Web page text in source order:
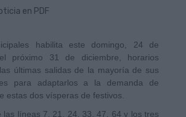
en PDF
habilita este domingo, 24 de
próximo 31 de diciembre, horarios
últimas salidas de la mayoría de sus
para adaptarlos a la demanda de
estas dos vísperas de festivos.
las líneas 7, 21, 24, 33, 47, 64 y los tres